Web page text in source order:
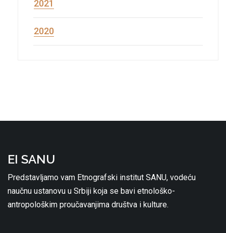
2021
2020
EI SANU
Predstavljamo vam Etnografski institut SANU, vodeću
naučnu ustanovu u Srbiji koja se bavi etnološko-
antropološkim proučavanjima društva i kulture.